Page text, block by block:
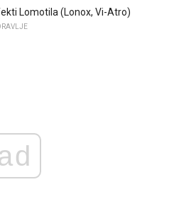
Lomotila (Lonox, Vi-Atro)